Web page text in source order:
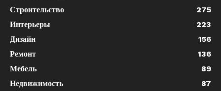
Строительство
275
Интерьеры
223
Дизайн
156
Ремонт
136
Мебель
89
Недвижимость
87